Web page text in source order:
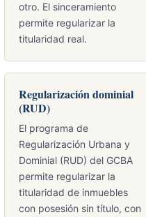
otro. El sinceramiento
permite regularizar la
titularidad real.
Regularización dominial
(RUD)
El programa de
Regularización Urbana y
Dominial (RUD) del GCBA
permite regularizar la
titularidad de inmuebles
con posesión sin título, con